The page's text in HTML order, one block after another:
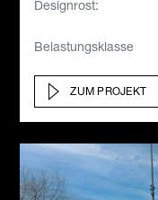
Designrost:
Belastungsklasse
ZUM PROJEKT